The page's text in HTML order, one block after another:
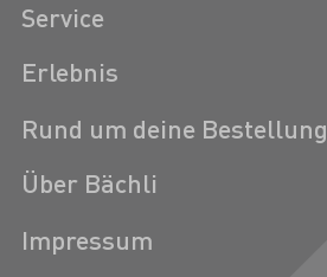
Service
Erlebnis
Rund um deine Bestellung
Über Bächli
Impressum